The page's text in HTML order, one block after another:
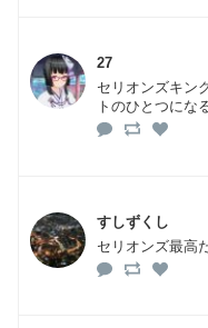
27
セリオンズキン
トのひとつにな
すしずくし
セリオンズ最高